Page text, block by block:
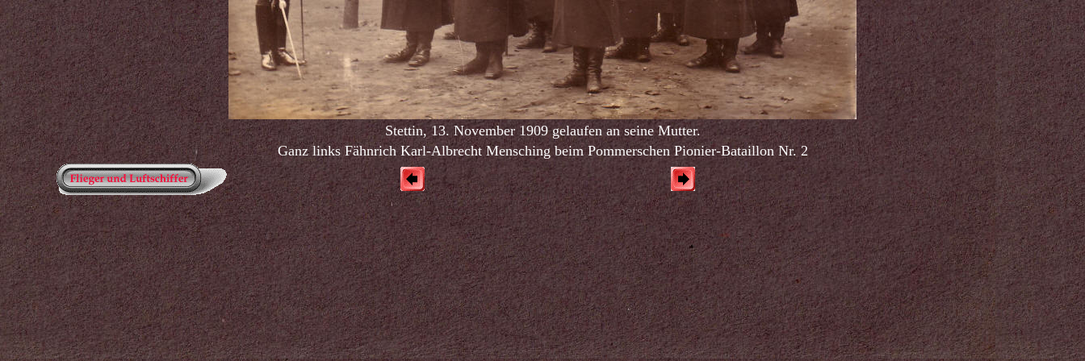
Stettin, 13. November 1909 gelaufen an seine Mutter.
Ganz links FähnrichKarl-Albrecht Mensching beim Pommerschen Pionier-Bataillon Nr. 2